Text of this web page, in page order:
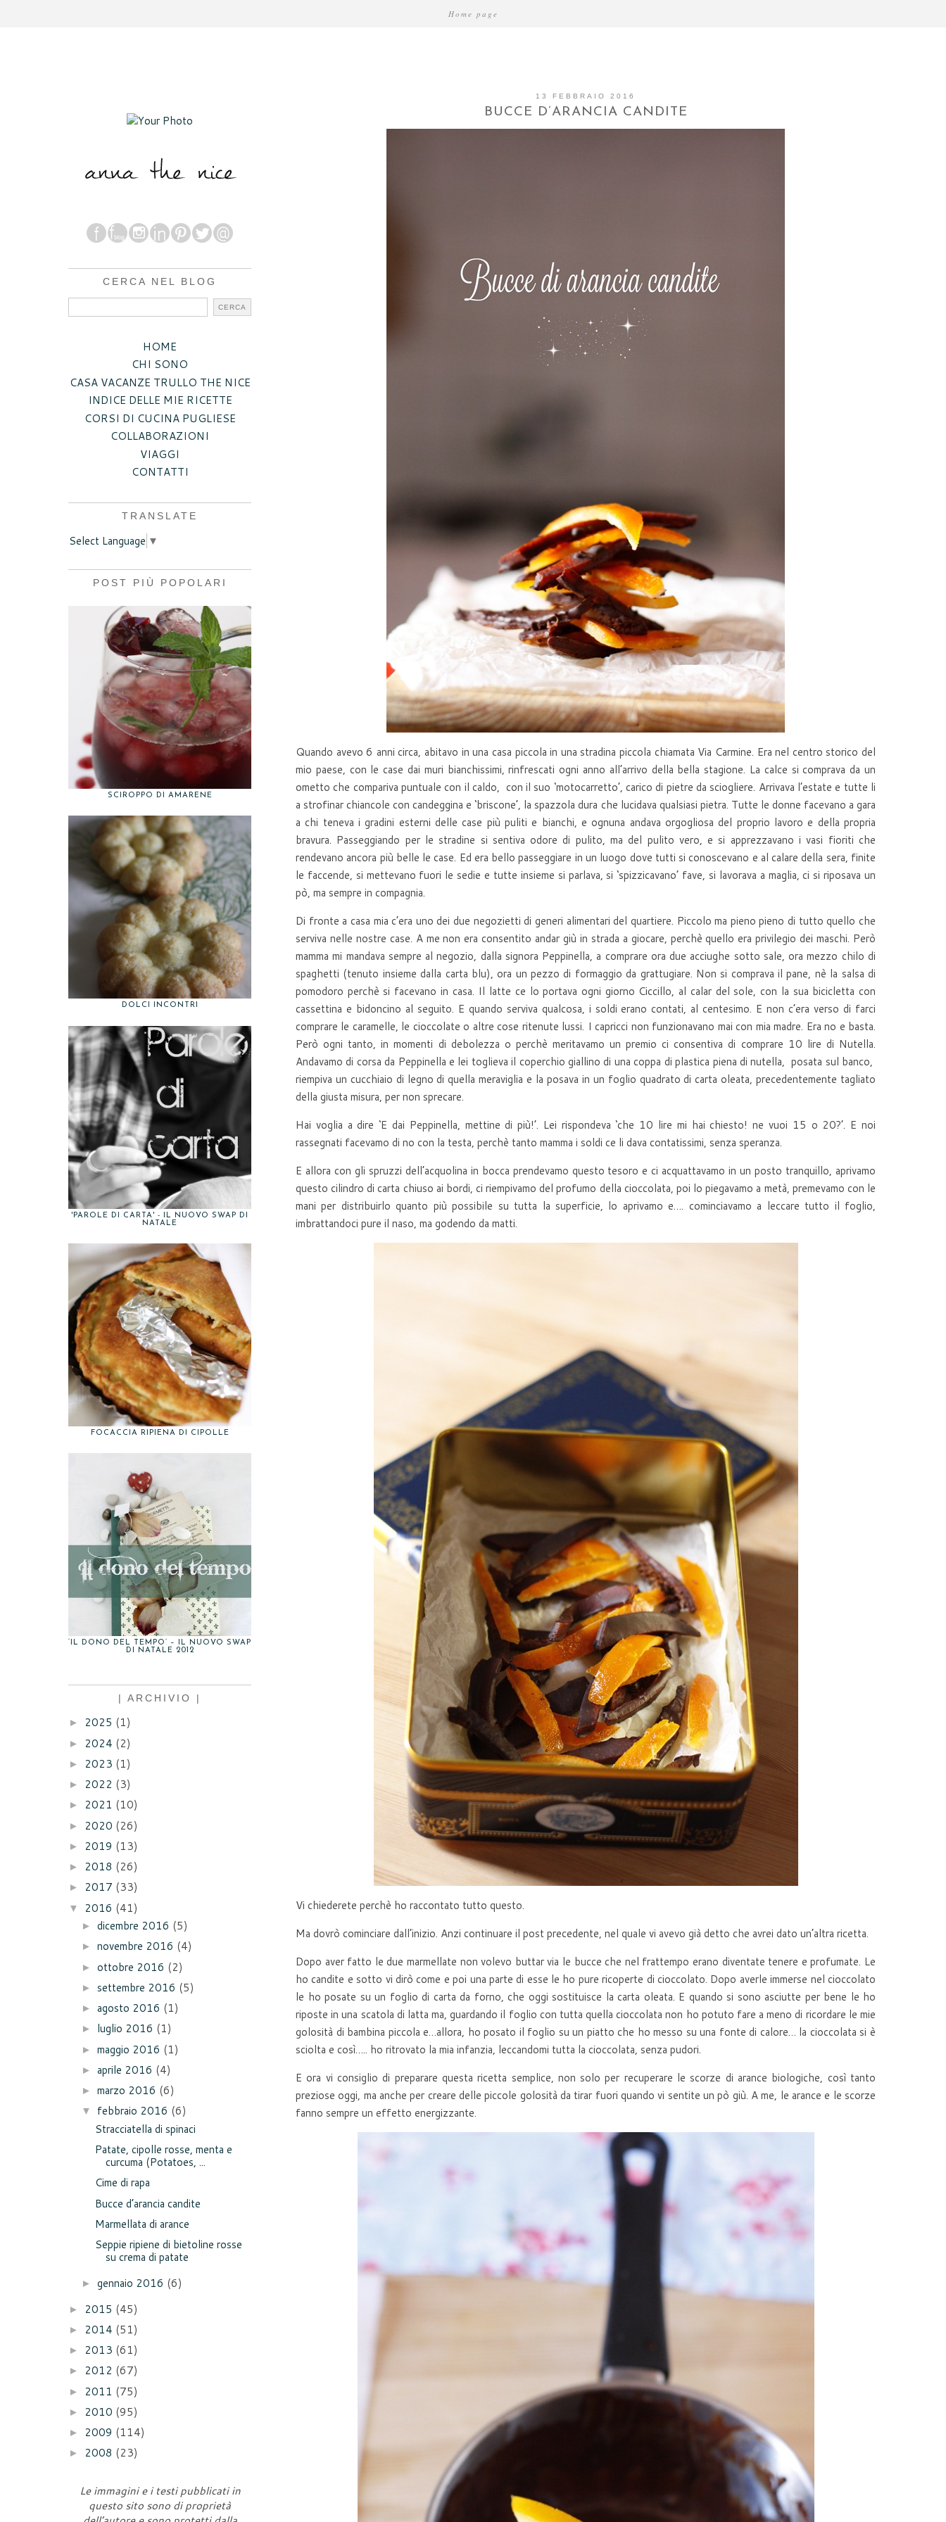
Home page
13 FEBBRAIO 2016
BUCCE D’ARANCIA CANDITE
Quando avevo 6 anni circa, abitavo in una casa piccola in una stradina piccola chiamata Via Carmine. Era nel centro storico del
mio paese, con le case dai muri bianchissimi, rinfrescati ogni anno all’arrivo della bella stagione. La calce si comprava da un
ometto che compariva puntuale con il caldo, con il suo ‘motocarretto’, carico di pietre da sciogliere. Arrivava l’estate e tutte li
a strofinar chiancole con candeggina e ‘briscone’, la spazzola dura che lucidava qualsiasi pietra. Tutte le donne facevano a gara
a chi teneva i gradini esterni delle case più puliti e bianchi, e ognuna andava orgogliosa del proprio lavoro e della propria
bravura. Passeggiando per le stradine si sentiva odore di pulito, ma del pulito vero, e si apprezzavano i vasi fioriti che
rendevano ancora più belle le case. Ed era bello passeggiare in un luogo dove tutti si conoscevano e al calare della sera, finite
le faccende, si mettevano fuori le sedie e tutte insieme si parlava, si ‘spizzicavano’ fave, si lavorava a maglia, ci si riposava un
pò, ma sempre in compagnia.
Di fronte a casa mia c’era uno dei due negozietti di generi alimentari del quartiere. Piccolo ma pieno pieno di tutto quello che
serviva nelle nostre case. A me non era consentito andar giù in strada a giocare, perchè quello era privilegio dei maschi. Però
mamma mi mandava sempre al negozio, dalla signora Peppinella, a comprare ora due acciughe sotto sale, ora mezzo chilo di
spaghetti (tenuto insieme dalla carta blu), ora un pezzo di formaggio da grattugiare. Non si comprava il pane, nè la salsa di
pomodoro perchè si facevano in casa. Il latte ce lo portava ogni giorno Ciccillo, al calar del sole, con la sua bicicletta con
cassettina e bidoncino al seguito. E quando serviva qualcosa, i soldi erano contati, al centesimo. E non c’era verso di farci
comprare le caramelle, le cioccolate o altre cose ritenute lussi. I capricci non funzionavano mai con mia madre. Era no e basta.
Però ogni tanto, in momenti di debolezza o perchè meritavamo un premio ci consentiva di comprare 10 lire di Nutella.
Andavamo di corsa da Peppinella e lei toglieva il coperchio giallino di una coppa di plastica piena di nutella, posata sul banco,
riempiva un cucchiaio di legno di quella meraviglia e la posava in un foglio quadrato di carta oleata, precedentemente tagliato
della giusta misura, per non sprecare.
Hai voglia a dire ‘E dai Peppinella, mettine di più!’. Lei rispondeva ‘che 10 lire mi hai chiesto! ne vuoi 15 o 20?’. E noi
rassegnati facevamo di no con la testa, perchè tanto mamma i soldi ce li dava contatissimi, senza speranza.
E allora con gli spruzzi dell’acquolina in bocca prendevamo questo tesoro e ci acquattavamo in un posto tranquillo, aprivamo
questo cilindro di carta chiuso ai bordi, ci riempivamo del profumo della cioccolata, poi lo piegavamo a metà, premevamo con le
mani per distribuirlo quanto più possibile su tutta la superficie, lo aprivamo e…. cominciavamo a leccare tutto il foglio,
imbrattandoci pure il naso, ma godendo da matti.
Vi chiederete perchè ho raccontato tutto questo.
Ma dovrò cominciare dall’inizio. Anzi continuare il post precedente, nel quale vi avevo già detto che avrei dato un’altra ricetta.
Dopo aver fatto le due marmellate non volevo buttar via le bucce che nel frattempo erano diventate tenere e profumate. Le
ho candite e sotto vi dirò come e poi una parte di esse le ho pure ricoperte di cioccolato. Dopo averle immerse nel cioccolato
le ho posate su un foglio di carta da forno, che oggi sostituisce la carta oleata. E quando si sono asciutte per bene le ho
riposte in una scatola di latta ma, guardando il foglio con tutta quella cioccolata non ho potuto fare a meno di ricordare le mie
golosità di bambina piccola e…allora, ho posato il foglio su un piatto che ho messo su una fonte di calore… la cioccolata si è
sciolta e così….. ho ritrovato la mia infanzia, leccandomi tutta la cioccolata, senza pudori.
E ora vi consiglio di preparare questa ricetta semplice, non solo per recuperare le scorze di arance biologiche, così tanto
preziose oggi, ma anche per creare delle piccole golosità da tirar fuori quando vi sentite un pò giù. A me, le arance e le scorze
fanno sempre un effetto energizzante.
CERCA NEL BLOG
HOME
CHI SONO
CASA VACANZE TRULLO THE NICE
INDICE DELLE MIE RICETTE
CORSI DI CUCINA PUGLIESE
COLLABORAZIONI
VIAGGI
CONTATTI
TRANSLATE
Select Language ▼
POST PIÙ POPOLARI
SCIROPPO DI AMARENE
DOLCI INCONTRI
'PAROLE DI CARTA' - IL NUOVO SWAP DI
NATALE
FOCACCIA RIPIENA DI CIPOLLE
‘IL DONO DEL TEMPO’ – IL NUOVO SWAP
DI NATALE 2012
| ARCHIVIO |
► 2025 (1)
► 2024 (2)
► 2023 (1)
► 2022 (3)
► 2021 (10)
► 2020 (26)
► 2019 (13)
► 2018 (26)
► 2017 (33)
▼ 2016 (41)
► dicembre 2016 (5)
► novembre 2016 (4)
► ottobre 2016 (2)
► settembre 2016 (5)
► agosto 2016 (1)
► luglio 2016 (1)
► maggio 2016 (1)
► aprile 2016 (4)
► marzo 2016 (6)
▼ febbraio 2016 (6)
Stracciatella di spinaci
Patate, cipolle rosse, menta e
curcuma (Potatoes, ...
Cime di rapa
Bucce d’arancia candite
Marmellata di arance
Seppie ripiene di bietoline rosse
su crema di patate
► gennaio 2016 (6)
► 2015 (45)
► 2014 (51)
► 2013 (61)
► 2012 (67)
► 2011 (75)
► 2010 (95)
► 2009 (114)
► 2008 (23)
Le immagini e i testi pubblicati in
questo sito sono di proprietà